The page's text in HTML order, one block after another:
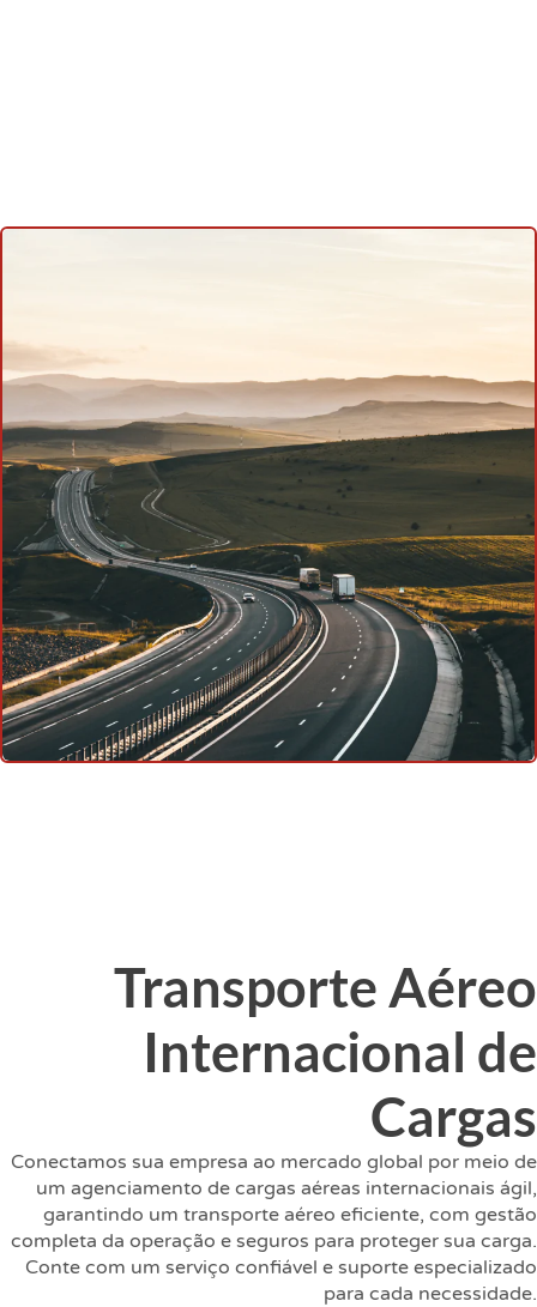
Transporte Aéreo
Internacional de
Cargas
Conectamos sua empresa ao mercado global por meio de
um agenciamento de cargas aéreas internacionais ágil,
garantindo um transporte aéreo eficiente, com gestão
completa da operação e seguros para proteger sua carga.
Conte com um serviço confiável e suporte especializado
para cada necessidade.